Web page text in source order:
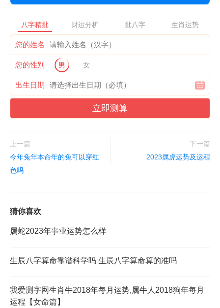
八字精批 财运分析 批八字 生肖运势
您的姓名
您的性别 男 女
出生日期
立即测算
上一篇
今年兔年本命年的兔可以穿红
色吗
下一篇
2023属虎运势及运程
猜你喜欢
属蛇2023年事业运势怎么样
生辰八字算命靠谱科学吗 生辰八字算命算的准吗
我爱测字网生肖牛2018年每月运势,属牛人2018狗年每月
运程【女命篇】